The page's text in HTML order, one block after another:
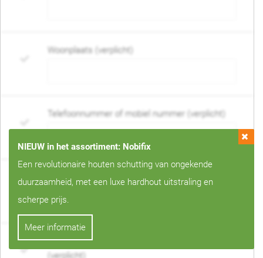
Woonplaats (verplicht)
Telefoonnummer of mobiel nummer (verplicht)
E-mail adres (verplicht)
Wanneer mag de schutting geplaatst worden?
(verplicht)
NIEUW in het assortiment: Nobifix
Een revolutionaire houten schutting van ongekende
duurzaamheid, met een luxe hardhout uitstraling en
scherpe prijs.
Meer informatie